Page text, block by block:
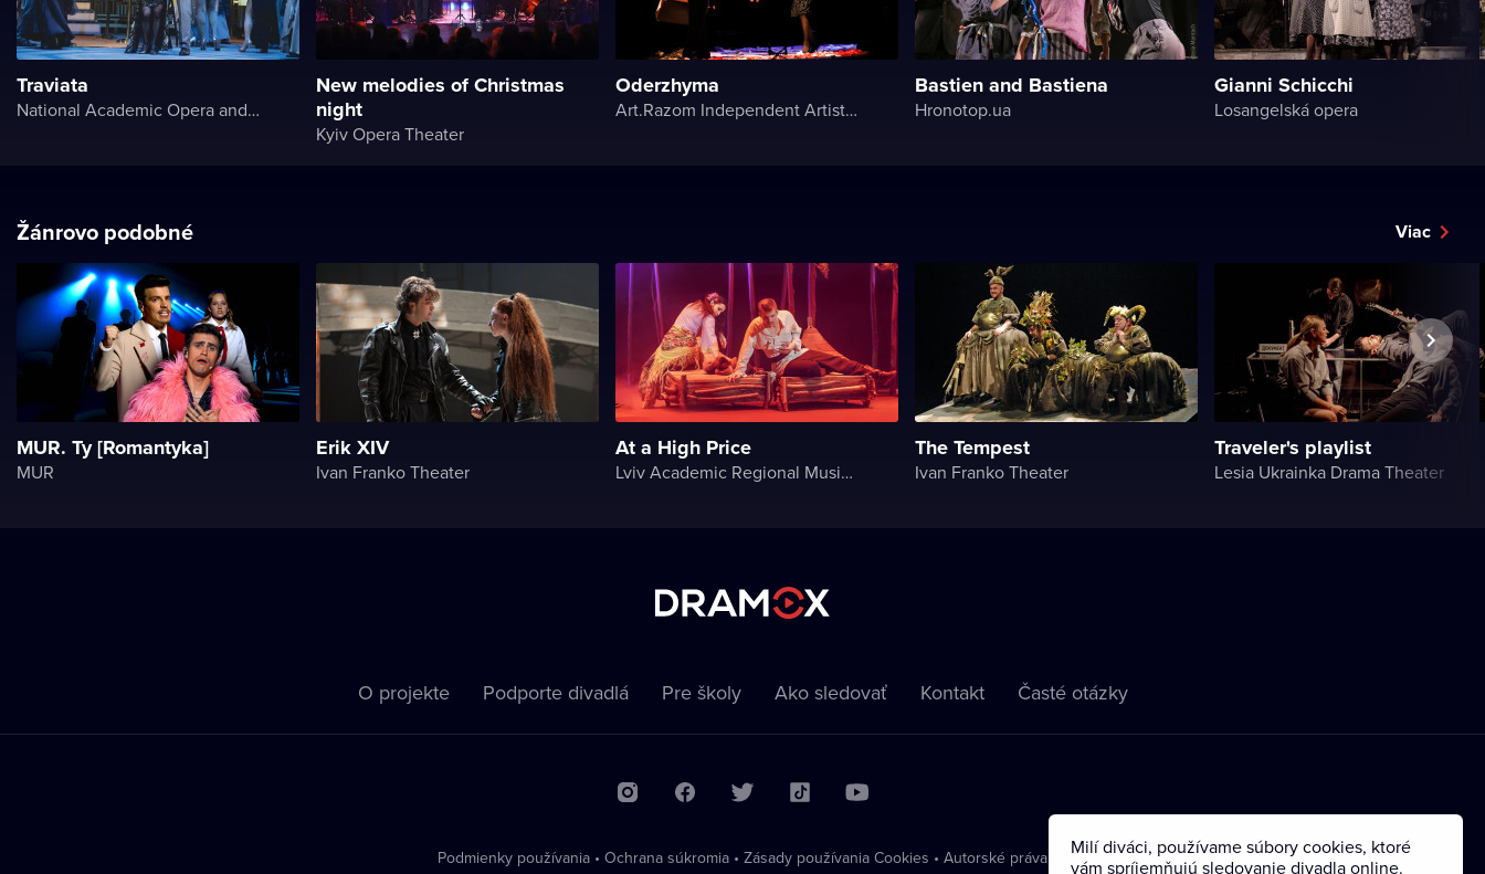
Traviata
National Academic Opera and Ballet Theater of Ukraine
New melodies of Christmas
night
Kyiv Opera Theater
Oderzhyma
Art.Razom Independent Artistic Association
Bastien and Bastiena
Hronotop.ua
Gianni Schicchi
Losangelská opera
Žánrovo podobné Viac
MUR. Ty [Romantyka]
MUR
Erik XIV
Ivan Franko Theater
At a High Price
Lviv Academic Regional Music and Drama Theater named after Yuriy Drohobych
The Tempest
Ivan Franko Theater
Traveler's playlist
Lesia Ukrainka Drama Theater
O projekte Podporte divadlá Pre školy Ako sledovať Kontakt Časté otázky
Podmienky používania • Ochrana súkromia • Zásady používania Cookies • Autorské práva
Milí diváci, používame súbory cookies, ktoré
vám spríjemňujú sledovanie divadla online.